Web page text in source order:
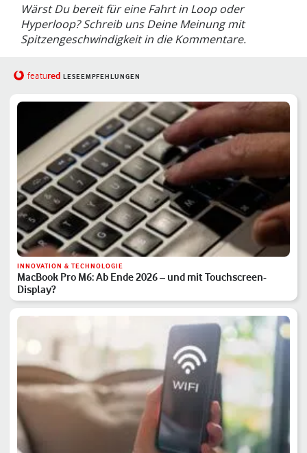
Wärst Du bereit für eine Fahrt in Loop oder
Hyperloop? Schreib uns Deine Meinung mit
Spitzengeschwindigkeit in die Kommentare.
featured LESEEMPFEHLUNGEN
INNOVATION & TECHNOLOGIE
MacBook Pro M6: Ab Ende 2026 – und mit Touchscreen-
Display?